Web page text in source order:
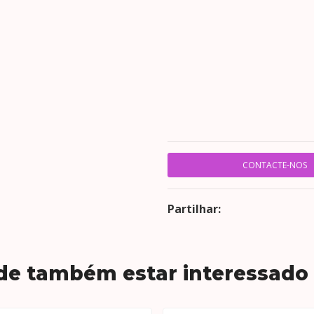
CONTACTE-NOS
Partilhar:
também estar interessado